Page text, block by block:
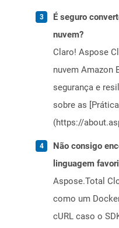
É seguro
nuvem?
Claro! Aspose
nuvem Amazon
segurança e
sobre as
(https://
Não consigo
linguagem
Aspose.Total
como um
cURL caso o